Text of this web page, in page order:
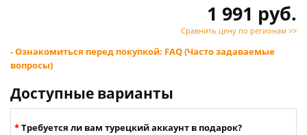
1 991 руб.
Сравнить цену по регионам >>
- Ознакомиться перед покупкой: FAQ (Часто задаваемые
вопросы)
Доступные варианты
Требуется ли вам турецкий аккаунт в подарок?